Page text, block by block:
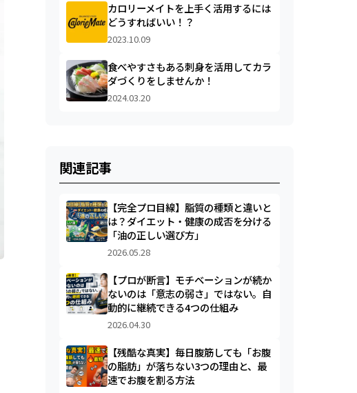
カロリーメイトを上手く活用するには
どうすればいい！？
2023.10.09
食べやすさもある刺身を活用してカラ
ダづくりをしませんか！
2024.03.20
関連記事
【完全プロ目線】脂質の種類と違いと
は？ダイエット・健康の成否を分ける
「油の正しい選び方」
2026.05.28
【プロが断言】モチベーションが続か
ないのは「意志の弱さ」ではない。自
動的に継続できる4つの仕組み
2026.04.30
【残酷な真実】毎日腹筋しても「お腹
の脂肪」が落ちない3つの理由と、最
速でお腹を割る方法